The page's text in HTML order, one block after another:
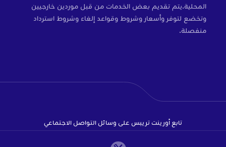
المحلية.يتم تقديم بعض الخدمات من قبل موردين خارجيين
وتخضع لتوفر وأسعار وشروط وقواعد إلغاء وشروط استرداد
منفصلة.
تابع أورينت تريبس على وسائل التواصل الاجتماعي